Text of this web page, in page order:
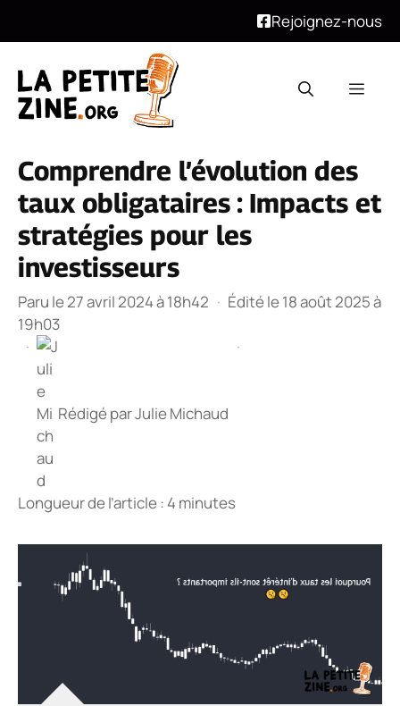
Rejoignez-nous
contenu
Comprendre l’évolution des
taux obligataires : Impacts et
stratégies pour les
investisseurs
Paru le 27 avril 2024 à 18h42 · Édité le 18 août 2025 à
19h03
·
Rédigé parJulie Michaud
·
Longueur de l’article : 4 minutes